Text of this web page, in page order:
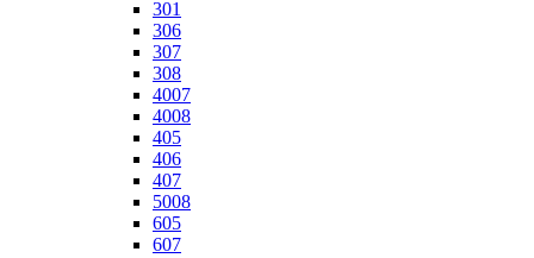
301
306
307
308
4007
4008
405
406
407
5008
605
607